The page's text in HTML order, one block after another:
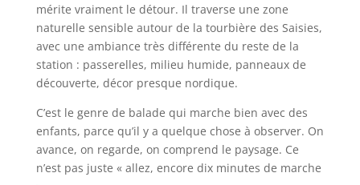
mérite vraiment le détour. Il traverse une zone
naturelle sensible autour de la tourbière des Saisies,
avec une ambiance très différente du reste de la
station : passerelles, milieu humide, panneaux de
découverte, décor presque nordique.
C’est le genre de balade qui marche bien avec des
enfants, parce qu’il y a quelque chose à observer. On
avance, on regarde, on comprend le paysage. Ce
n’est pas juste « allez, encore dix minutes de marche